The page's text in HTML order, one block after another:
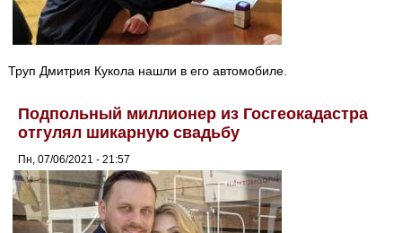
Труп Дмитрия Кукола нашли в его автомобиле.
Подпольный миллионер из Госгеокадастра
отгулял шикарную свадьбу
Пн, 07/06/2021 - 21:57